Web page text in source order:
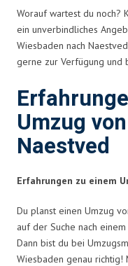
Worauf wartest du noch?
ein unverbindliches
Wiesbaden nach
gerne zur Verfügung und
Umzug
Naestved
Erfahrungen zu einem
Du planst einen Umzug
auf der Suche nach
Dann bist du bei
Wiesbaden genau richtig!